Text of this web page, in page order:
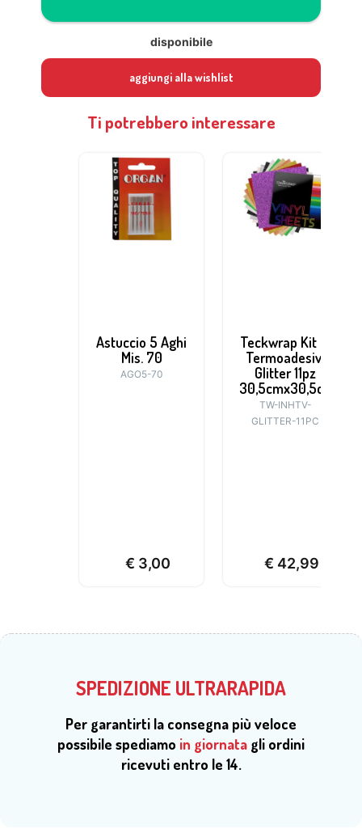
disponibile
aggiungi alla wishlist
Ti potrebbero interessare
Astuccio 5 Aghi
Mis. 70
AGO5-70
€ 3,00
Teckwrap Kit di
Termoadesivi
Glitter 11pz
30,5cmx30,5cm
TW-INHTV-
GLITTER-11PC
€ 42,99
SPEDIZIONE ULTRARAPIDA
Per garantirti la consegna più veloce
possibile spediamo in giornata gli ordini
ricevuti entro le 14.